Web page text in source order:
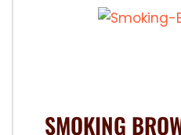
SMOKING